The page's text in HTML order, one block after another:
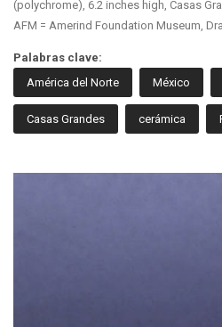
(polychrome), 6.2 inches high, Casas
AFM = Amerind Foundation Museum,
Palabras clave:
América del Norte
México
Casas Grandes cerámica